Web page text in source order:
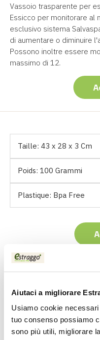
Aiutaci a migliorare
Usiamo cookie
tuo consenso possiamo
sono più utili, migliorare
Vassoio trasparente per
Essicco per monitorare al
esclusivo sistema
di aumentare o diminuire
Possono inoltre essere
massimo di 12.
Taille: 43 x 28 x 3 Cm
Poids: 100 Grammi
Plastique: Bpa Free